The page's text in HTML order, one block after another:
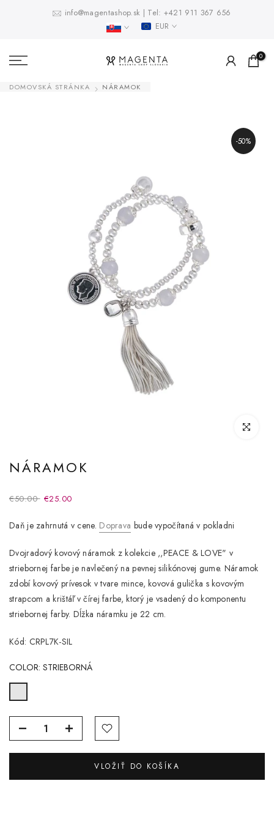
info@magentashop.sk | Tel: +421 911 367 656
EUR
0
DOMOVSKÁ STRÁNKA NÁRAMOK
-50%
Kliknite
NÁRAMOK
€50.00 €25.00
Daň je zahrnutá v cene. Doprava bude vypočítaná v pokladni
Dvojradový kovový náramok z kolekcie ,,PEACE & LOVE" v
striebornej farbe je navlečený na pevnej silikónovej gume. Náramok
zdobí kovový prívesok v tvare mince, kovová gulička s kovovým
strapcom a krištáľ v čírej farbe, ktorý je vsadený do komponentu
striebornej farby. Dĺžka náramku je 22 cm.
Kód: CRPL7K-SIL
COLOR: STRIEBORNÁ
VLOŽIŤ DO KOŠÍKA